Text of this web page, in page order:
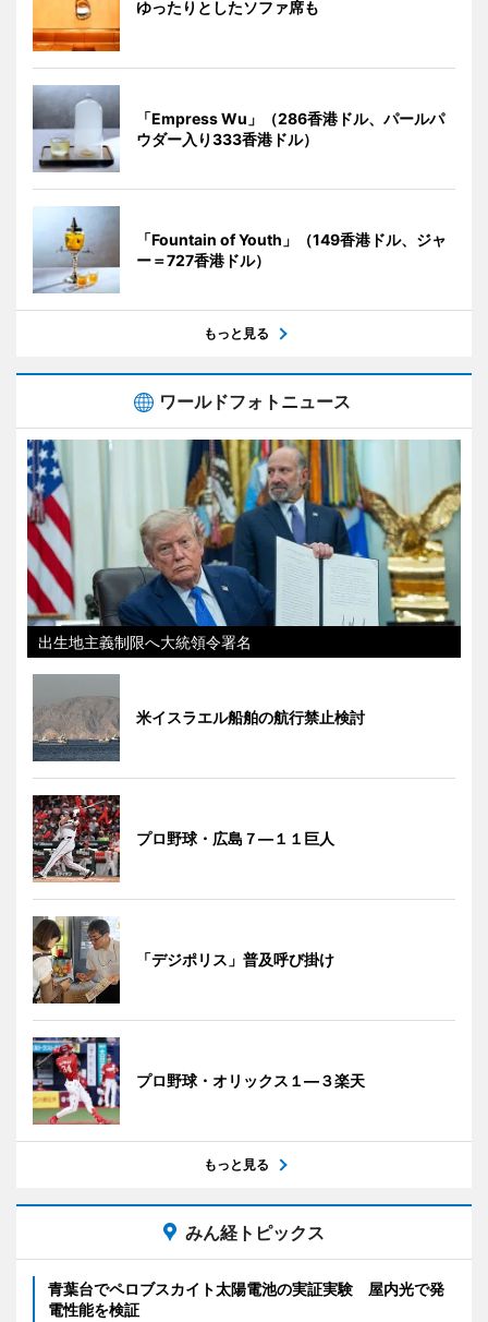
ゆったりとしたソファ席も
「Empress Wu」（286香港ドル、パールパ
ウダー入り333香港ドル）
「Fountain of Youth」（149香港ドル、ジャ
ー＝727香港ドル）
もっと見る
ワールドフォトニュース
出生地主義制限へ大統領令署名
米イスラエル船舶の航行禁止検討
プロ野球・広島７―１１巨人
「デジポリス」普及呼び掛け
プロ野球・オリックス１―３楽天
もっと見る
みん経トピックス
青葉台でペロブスカイト太陽電池の実証実験 屋内光で発
電性能を検証